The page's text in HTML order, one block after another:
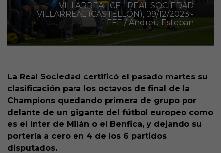
VILLARREAL CF - REAL SOCIEDAD
VILLARREAL (CASTELLÓN), 09/12/2023.-
EFE / Andreu Esteban
La Real Sociedad certificó el pasado martes su
clasificación para los octavos de final de la
Champions quedando primera de grupo por
delante de un gigante del fútbol europeo como
es el Inter de Milán o el Benfica, y dejando su
portería a cero en 4 de los 6 partidos
disputados.